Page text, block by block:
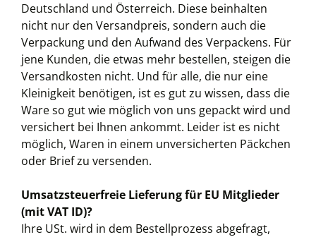
Deutschland und Österreich. Diese beinhalten
nicht nur den Versandpreis, sondern auch die
Verpackung und den Aufwand des Verpackens. Für
jene Kunden, die etwas mehr bestellen, steigen die
Versandkosten nicht. Und für alle, die nur eine
Kleinigkeit benötigen, ist es gut zu wissen, dass die
Ware so gut wie möglich von uns gepackt wird und
versichert bei Ihnen ankommt. Leider ist es nicht
möglich, Waren in einem unversicherten Päckchen
oder Brief zu versenden.
Umsatzsteuerfreie Lieferung für EU Mitglieder
(mit VAT ID)?
Ihre USt. wird in dem Bestellprozess abgefragt,